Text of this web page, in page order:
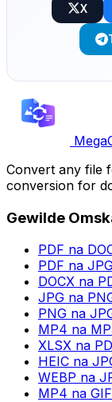
X
Convert any file
conversion for
Gewilde
PDF na
PDF na
DOCX na
JPG na
PNG na
MP4 na
XLSX na
HEIC na
WEBP na
MP4 na GIF